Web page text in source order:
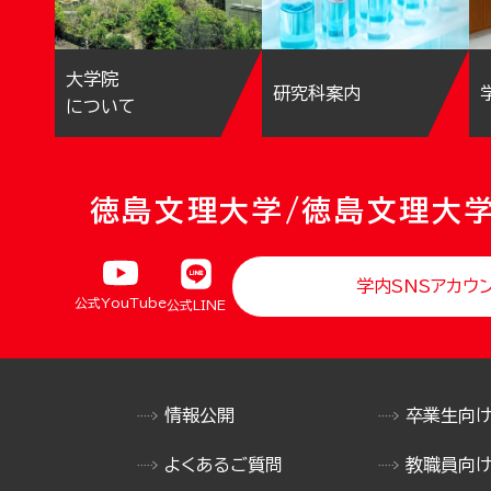
大学院
について
研究科案内
徳島文理大学/徳島文理大
公式YouTube公式LINE
学内SNSアカウ
情報公開
よくあるご質問
卒業生向
教職員向